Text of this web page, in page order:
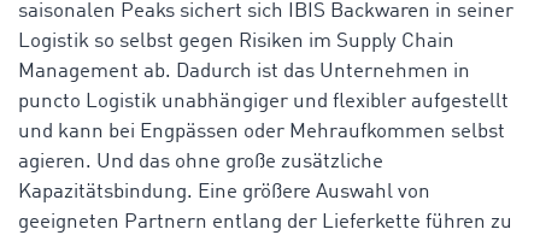
saisonalen Peaks sichert sich IBIS Backwaren in seiner
Logistik so selbst gegen Risiken im Supply Chain
Management ab. Dadurch ist das Unternehmen in
puncto Logistik unabhängiger und flexibler aufgestellt
und kann bei Engpässen oder Mehraufkommen selbst
agieren. Und das ohne große zusätzliche
Kapazitätsbindung. Eine größere Auswahl von
geeigneten Partnern entlang der Lieferkette führen zu